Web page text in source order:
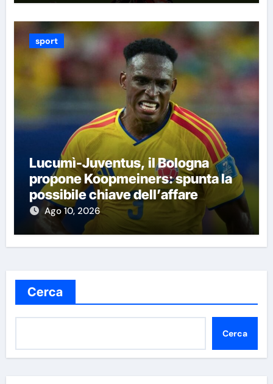
sport
Lucumì-Juventus, il Bologna
propone Koopmeiners: spunta la
possibile chiave dell’affare
Ago 10, 2026
Cerca
Cerca